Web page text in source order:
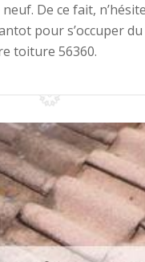
De ce fait,
pour s’occuper
toiture 56360.